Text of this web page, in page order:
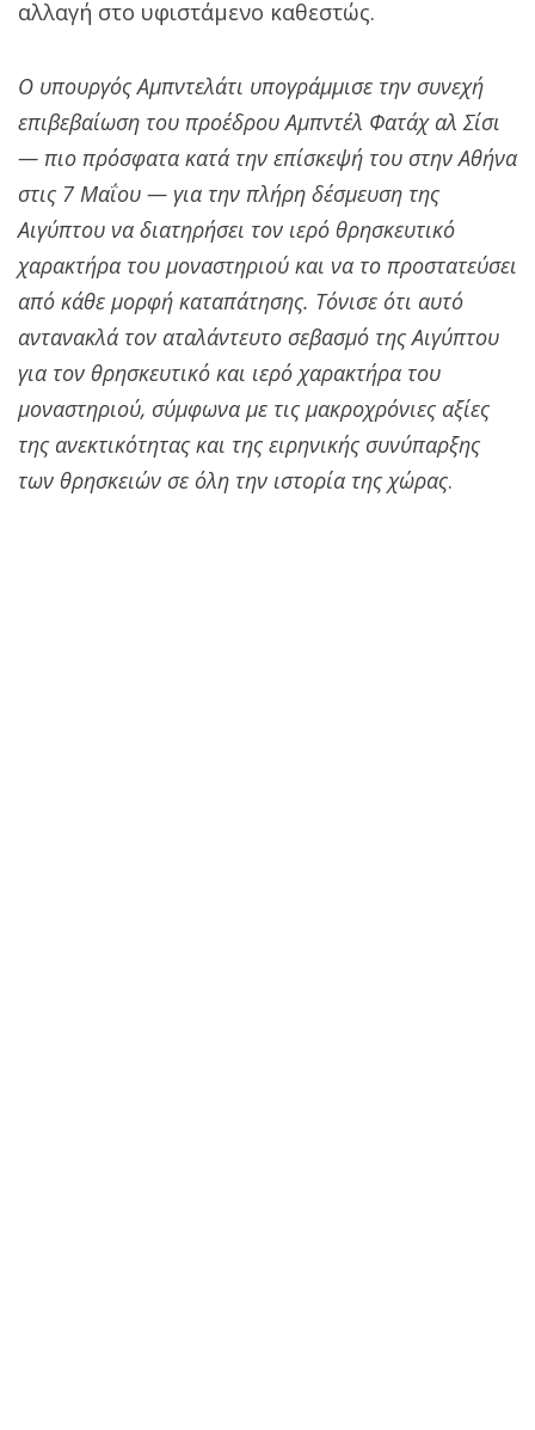
αλλαγή στο υφιστάμενο καθεστώς.
Ο υπουργός Αμπντελάτι υπογράμμισε την συνεχή
επιβεβαίωση του προέδρου Αμπντέλ Φατάχ αλ Σίσι
— πιο πρόσφατα κατά την επίσκεψή του στην Αθήνα
στις 7 Μαΐου — για την πλήρη δέσμευση της
Αιγύπτου να διατηρήσει τον ιερό θρησκευτικό
χαρακτήρα του μοναστηριού και να το προστατεύσει
από κάθε μορφή καταπάτησης. Τόνισε ότι αυτό
αντανακλά τον αταλάντευτο σεβασμό της Αιγύπτου
για τον θρησκευτικό και ιερό χαρακτήρα του
μοναστηριού, σύμφωνα με τις μακροχρόνιες αξίες
της ανεκτικότητας και της ειρηνικής συνύπαρξης
των θρησκειών σε όλη την ιστορία της χώρας.